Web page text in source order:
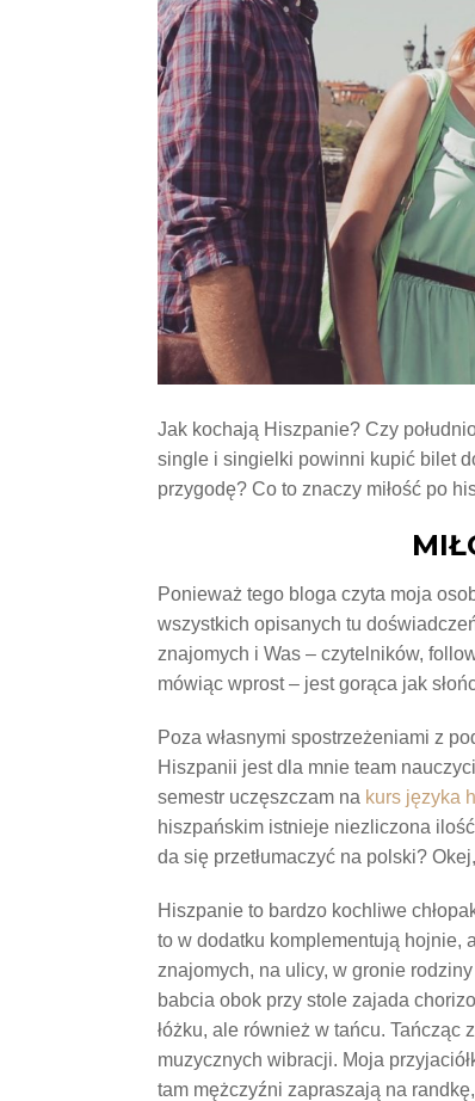
Jak kochają Hiszpanie? Czy
single i singielki powinni kupić bilet
przygodę? Co to znaczy miłość po
Ponieważ tego bloga czyta moja
wszystkich opisanych tu
znajomych i Was – czytelników,
mówiąc wprost – jest gorąca jak
Poza własnymi spostrzeżeniami z
Hiszpanii jest dla mnie team
semestr uczęszczam na kurs języka
hiszpańskim istnieje niezliczona
da się przetłumaczyć na polski?
Hiszpanie to bardzo kochliwe
to w dodatku komplementują hojnie,
znajomych, na ulicy, w gronie
babcia obok przy stole zajada
łóżku, ale również w tańcu.
muzycznych wibracji. Moja
tam mężczyźni zapraszają na